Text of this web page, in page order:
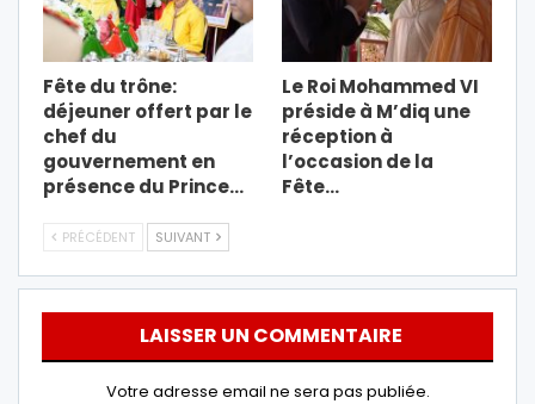
Fête du trône:
déjeuner offert par le
chef du
gouvernement en
présence du Prince…
Le Roi Mohammed VI
préside à M’diq une
réception à
l’occasion de la
Fête…
PRÉCÉDENT SUIVANT
LAISSER UN COMMENTAIRE
Votre adresse email ne sera pas publiée.